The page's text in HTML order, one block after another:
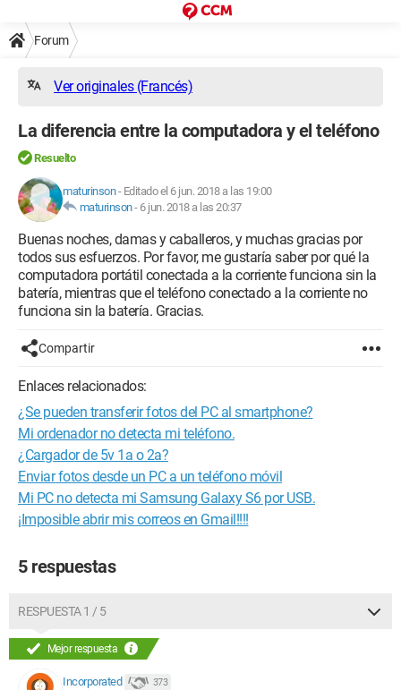
Forum
Ver originales (Francés)
La diferencia entre la computadora y el teléfono
Resuelto
maturinson- Editado el 6 jun. 2018 a las 19:00
maturinson- 6 jun. 2018 a las 20:37
Buenas noches, damas y caballeros, y muchas gracias por
todos sus esfuerzos. Por favor, me gustaría saber por qué la
computadora portátil conectada a la corriente funciona sin la
batería, mientras que el teléfono conectado a la corriente no
funciona sin la batería. Gracias.
Compartir
Enlaces relacionados:
¿Se pueden transferir fotos del PC al smartphone?
Mi ordenador no detecta mi teléfono.
¿Cargador de 5v 1a o 2a?
Enviar fotos desde un PC a un teléfono móvil
Mi PC no detecta mi Samsung Galaxy S6 por USB.
¡Imposible abrir mis correos en Gmail!!!!
5 respuestas
RESPUESTA 1 / 5
Mejor respuesta
Incorporated 373